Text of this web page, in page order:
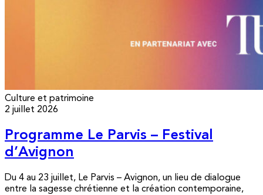
Culture et patrimoine
2 juillet 2026
Programme Le Parvis – Festival
d’Avignon
Du 4 au 23 juillet, Le Parvis – Avignon, un lieu de dialogue
entre la sagesse chrétienne et la création contemporaine,